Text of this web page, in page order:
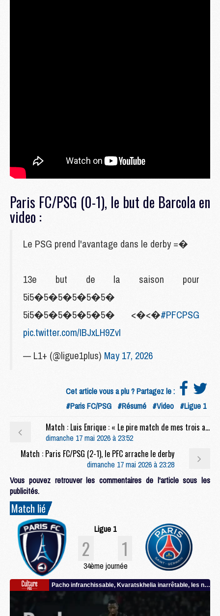
Paris FC/PSG (0-1), le but de Barcola en
video :
Le PSG prend l'avantage dans le derby =�
13e but de la saison pour
5i5�5�5�5�5�5�
5i5�5�5�5�5�5� <�<�#PFCPSG
pic.twitter.com/IBJxLH9ZvI
— L1+ (@ligue1plus) May 17, 2026
Cet article vous a plu ? Partagez le :
#Paris FC/PSG #Résumé #Video #Ligue 1
Match : Luis Enrique : « Le pire match de mes trois années ici »
dimanche 17 mai 2026 à 23:52
Match : Paris FC/PSG (2-1), le PFC arrache le derby
dimanche 17 mai 2026 à 23:28
Vous pouvez retrouver les commentaires de l'article sous les
publicités.
Match lié
Ligue 1
2 1
34ème journée